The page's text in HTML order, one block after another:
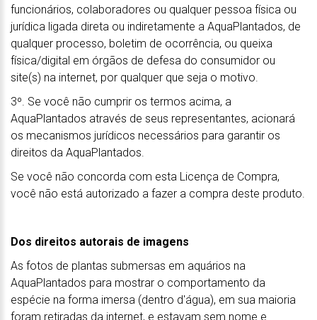
funcionários, colaboradores ou qualquer pessoa física ou
jurídica ligada direta ou indiretamente a AquaPlantados, de
qualquer processo, boletim de ocorrência, ou queixa
física/digital em órgãos de defesa do consumidor ou
site(s) na internet, por qualquer que seja o motivo.
3º. Se você não cumprir os termos acima, a
AquaPlantados através de seus representantes, acionará
os mecanismos jurídicos necessários para garantir os
direitos da AquaPlantados.
Se você não concorda com esta Licença de Compra,
você não está autorizado a fazer a compra deste produto.
Dos direitos autorais de imagens
As fotos de plantas submersas em aquários na
AquaPlantados para mostrar o comportamento da
espécie na forma imersa (dentro d'água), em sua maioria
foram retiradas da internet, e estavam sem nome e